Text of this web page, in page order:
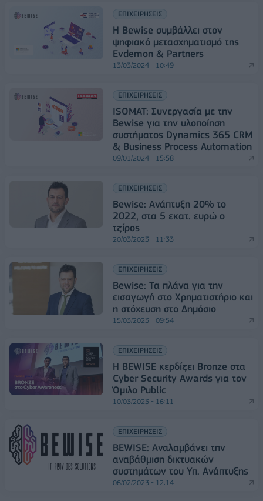
ΕΠΙΧΕΙΡΗΣΕΙΣ
Η Bewise συμβάλλει στον
ψηφιακό μετασχηματισμό της
Evdemon & Partners
13/03/2024 - 10:49
ΕΠΙΧΕΙΡΗΣΕΙΣ
ISOMAT: Συνεργασία με την
Bewise για την υλοποίηση
συστήματος Dynamics 365 CRM
& Business Process Automation
09/01/2024 - 15:58
ΕΠΙΧΕΙΡΗΣΕΙΣ
Bewise: Ανάπτυξη 20% το
2022, στα 5 εκατ. ευρώ ο
τζίρος
20/03/2023 - 11:33
ΕΠΙΧΕΙΡΗΣΕΙΣ
Bewise: Τα πλάνα για την
εισαγωγή στο Χρηματιστήριο και
η στόχευση στο Δημόσιο
15/03/2023 - 09:54
ΕΠΙΧΕΙΡΗΣΕΙΣ
Η BEWISE κερδίζει Bronze στα
Cyber Security Awards για τoν
Όμιλο Public
10/03/2023 - 16:11
ΕΠΙΧΕΙΡΗΣΕΙΣ
BEWISE: Αναλαμβάνει την
αναβάθμιση δικτυακών
συστημάτων του Υπ. Ανάπτυξης
06/02/2023 - 12:14